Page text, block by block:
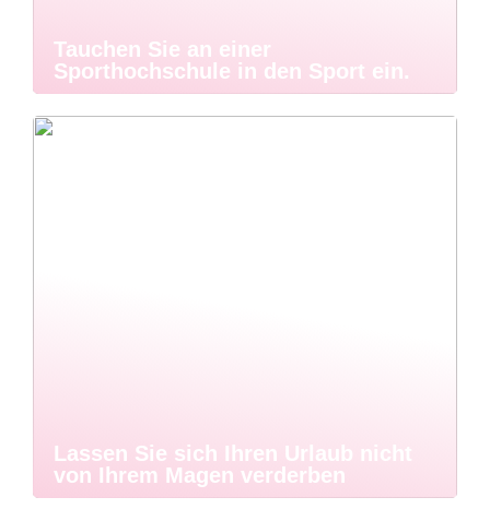
Tauchen Sie an einer
Sporthochschule in den Sport ein.
Lassen Sie sich Ihren Urlaub nicht
von Ihrem Magen verderben